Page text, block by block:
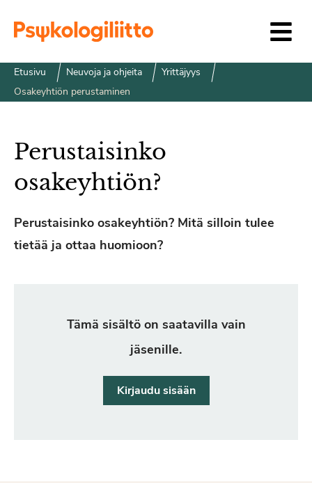
Etusivu Neuvoja ja ohjeita
Yrittäjyys
Osakeyhtiön perustaminen
Perustaisinko
osakeyhtiön?
Perustaisinko osakeyhtiön? Mitä silloin tulee
tietää ja ottaa huomioon?
Tämä sisältö on saatavilla vain
jäsenille.
Kirjaudu sisään